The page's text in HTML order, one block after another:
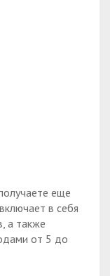
еще
в себя
а также
от 5 до